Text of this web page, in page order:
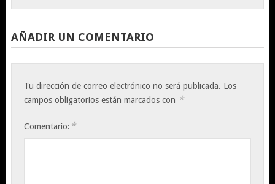
AÑADIR UN COMENTARIO
Tu dirección de correo electrónico no será publicada. Los
campos obligatorios están marcados con *
Comentario: *